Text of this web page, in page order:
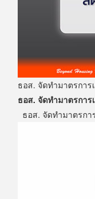
ธอส. จัดทำมาตรกา
ธอส. จัดทำมาตรกา
ธอส. จัดทำมาตรกา